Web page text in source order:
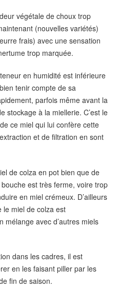
végétale de choux trop
(nouvelles variétés)
frais) avec une sensation
trop marquée.
en humidité est inférieure
tenir compte de sa
parfois même avant la
stockage à la miellerie. C’est le
ce miel qui lui confère cette
et de filtration en sont
de colza en pot bien que de
est très ferme, voire trop
en miel crémeux. D’ailleurs
le miel de colza est
mélange avec d’autres miels
dans les cadres, il est
en les faisant piller par les
fin de saison.